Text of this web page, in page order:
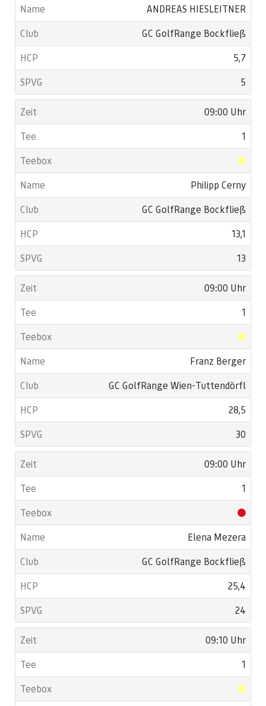
ANDREAS HIESLEITNER
GC GolfRange Bockfließ
5,7
5
09:00 Uhr
1
Philipp Cerny
GC GolfRange Bockfließ
13,1
13
09:00 Uhr
1
Franz Berger
GC GolfRange Wien-Tuttendörfl
28,5
30
09:00 Uhr
1
Elena Mezera
GC GolfRange Bockfließ
25,4
24
09:10 Uhr
1